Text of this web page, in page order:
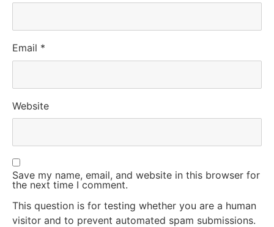
Email *
Website
Save my name, email, and website in this browser for
the next time I comment.
This question is for testing whether you are a human
visitor and to prevent automated spam submissions.